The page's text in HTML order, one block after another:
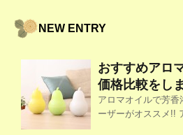
NEW ENTRY
おすすめアロ
価格比較をし
アロマオイルで芳香
ーザーがオススメ!!